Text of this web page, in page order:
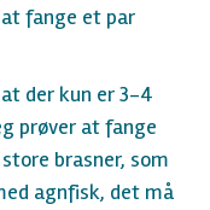
fange et par
der kun er 3-4
prøver at fange
brasner, som
agnfisk, det må